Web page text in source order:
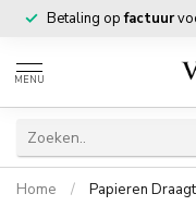
Betaling opfactuur
MENU
Home / Papieren